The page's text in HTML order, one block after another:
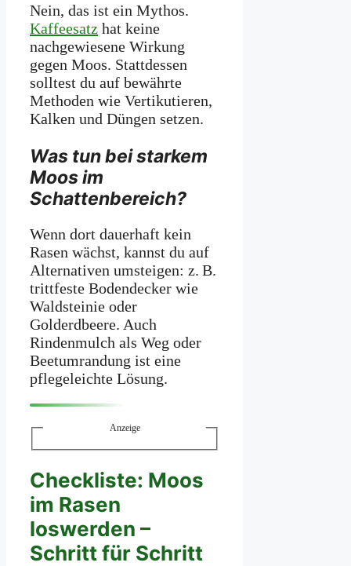
Nein, das ist ein Mythos.
Kaffeesatz hat keine
nachgewiesene Wirkung
gegen Moos. Stattdessen
solltest du auf bewährte
Methoden wie Vertikutieren,
Kalken und Düngen setzen.
Was tun bei starkem
Moos im
Schattenbereich?
Wenn dort dauerhaft kein
Rasen wächst, kannst du auf
Alternativen umsteigen: z. B.
trittfeste Bodendecker wie
Waldsteinie oder
Golderdbeere. Auch
Rindenmulch als Weg oder
Beetumrandung ist eine
pflegeleichte Lösung.
Anzeige
Checkliste: Moos
im Rasen
loswerden –
Schritt für Schritt